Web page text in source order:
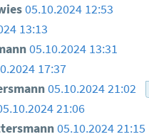
05.10.2024 12:53
13:13
05.10.2024 13:31
17:37
05.10.2024 21:02
21:06
05.10.2024 21:15